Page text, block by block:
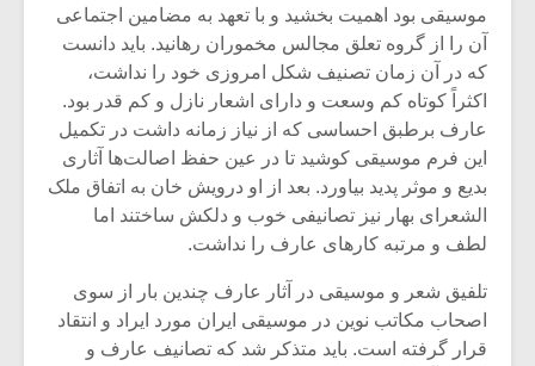
موسیقی بود اهمیت بخشید و با تعهد به مضامین اجتماعی
آن را از گروه تعلق مجالس مخموران رهانید. باید دانست
که در آن زمان تصنیف شکل امروزی خود را نداشت،
اکثراً کوتاه کم وسعت و دارای اشعار نازل و کم قدر بود.
عارف برطبق احساسی که از نیاز زمانه داشت در تکمیل
این فرم موسیقی کوشید تا در عین حفظ اصالت‌ها آثاری
بدیع و موثر پدید بیاورد. بعد از او درویش خان به اتفاق ملک
الشعرای بهار نیز تصانیفی خوب و دلکش ساختند اما
لطف و مرتبه کارهای عارف را نداشت.
تلفیق شعر و موسیقی در آثار عارف چندین بار از سوی
اصحاب مکاتب نوین در موسیقی ایران مورد ایراد و انتقاد
قرار گرفته است. باید متذکر شد که تصانیف عارف و